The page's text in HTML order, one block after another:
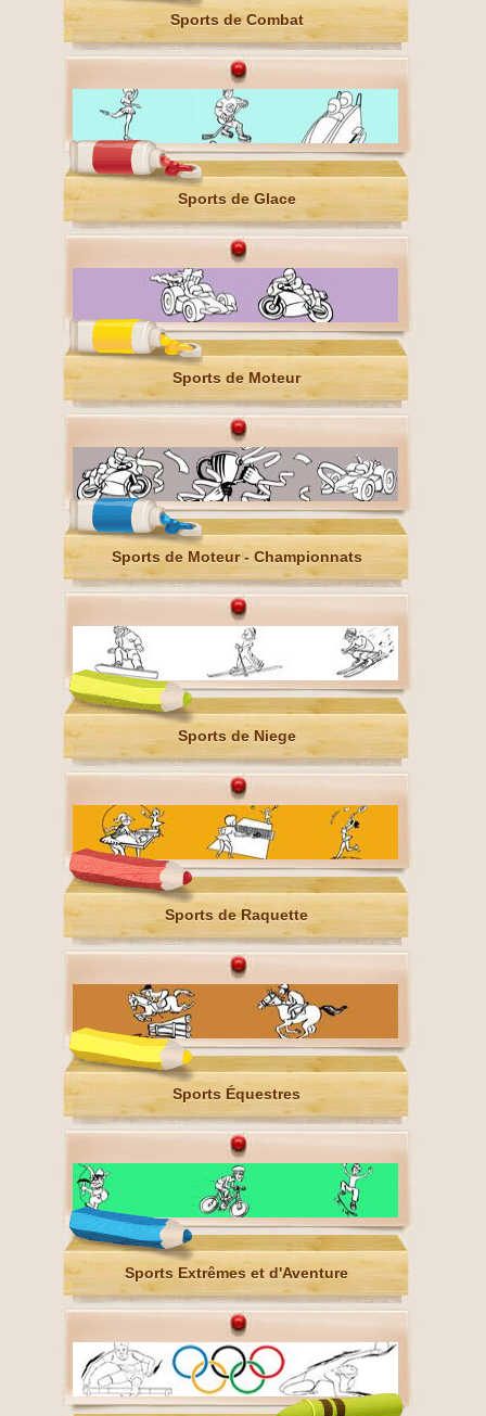
Sports de Combat
Sports de Glace
Sports de Moteur
Sports de Moteur - Championnats
Sports de Niege
Sports de Raquette
Sports Équestres
Sports Extrêmes et d'Aventure